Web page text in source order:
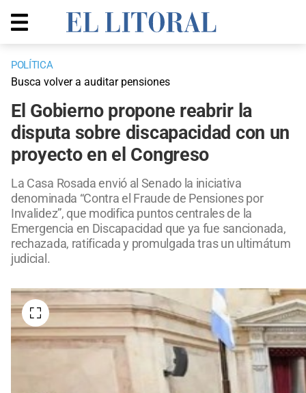
POLÍTICA
Busca volver a auditar pensiones
El Gobierno propone reabrir la
disputa sobre discapacidad con un
proyecto en el Congreso
La Casa Rosada envió al Senado la iniciativa
denominada “Contra el Fraude de Pensiones por
Invalidez”, que modifica puntos centrales de la
Emergencia en Discapacidad que ya fue sancionada,
rechazada, ratificada y promulgada tras un ultimátum
judicial.